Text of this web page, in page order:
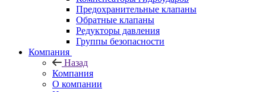
Предохранительные клапаны
Обратные клапаны
Редукторы давления
Группы безопасности
Компания
Назад
Компания
О компании